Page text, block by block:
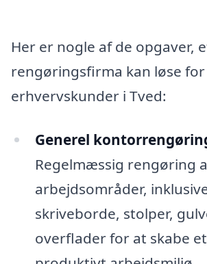
Her er nogle af de opgaver,
rengøringsfirma kan løse for
erhvervskunder i Tved:
Generel
Regelmæssig rengøring
arbejdsområder,
skriveborde, stolper,
overflader for at skabe